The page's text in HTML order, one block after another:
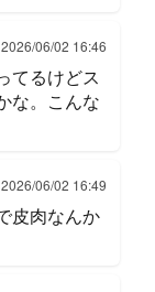
2026/06/02 16:46
てるけどス
な。こんな
2026/06/02 16:49
皮肉なんか